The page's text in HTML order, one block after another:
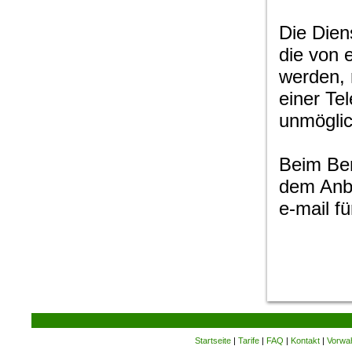
Die
die von
werden,
einer
Beim
dem
e-mail
Startseite | Tarife | FAQ | Kontakt |